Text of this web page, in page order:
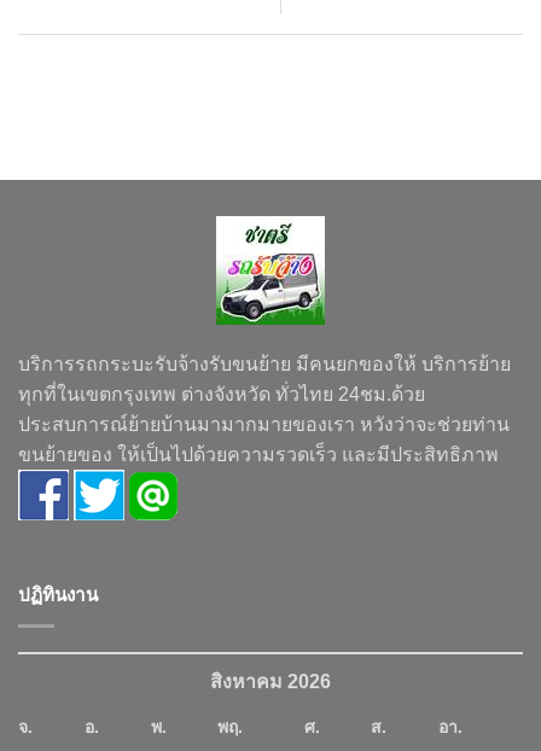
บริการรถกระบะรับจ้างรับขนย้าย มีคนยกของให้ บริการย้าย
ทุกที่ในเขตกรุงเทพ ต่างจังหวัด ทั่วไทย 24ชม.ด้วย
ประสบการณ์ย้ายบ้านมามากมายของเรา หวังว่าจะช่วยท่าน
ขนย้ายของ ให้เป็นไปด้วยความรวดเร็ว และมีประสิทธิภาพ
ปฏิทินงาน
สิงหาคม 2026
จ. อ. พ. พฤ. ศ. ส.
อา.